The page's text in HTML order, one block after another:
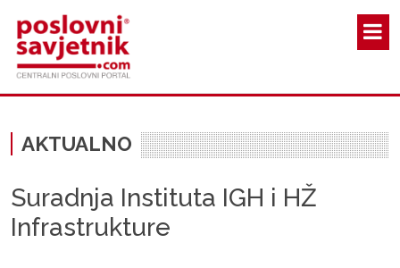
AKTUALNO
Suradnja Instituta IGH i HŽ
Infrastrukture